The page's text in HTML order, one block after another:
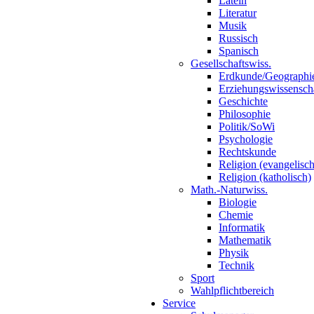
Literatur
Musik
Russisch
Spanisch
Gesellschaftswiss.
Erdkunde/
Geschichte
Philosophie
Politik/SoWi
Psychologie
Rechtskunde
Religion
Religion (katholisch)
Math.-Naturwiss.
Biologie
Chemie
Informatik
Mathematik
Physik
Technik
Sport
Wahlpflichtbereich
Service